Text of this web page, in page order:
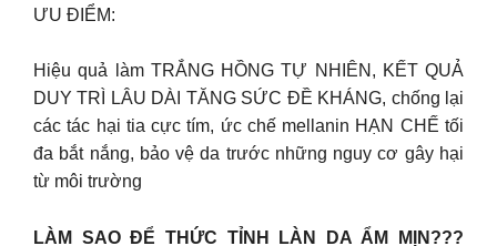
ƯU ĐIỂM:
Hiệu quả làm TRẮNG HỒNG TỰ NHIÊN, KẾT QUẢ
DUY TRÌ LÂU DÀI TĂNG SỨC ĐỀ KHÁNG, chống lại
các tác hại tia cực tím, ức chế mellanin HẠN CHẾ tối
đa bắt nắng, bảo vệ da trước những nguy cơ gây hại
từ môi trường
LÀM SAO ĐỂ THỨC TỈNH LÀN DA ẨM MỊN???